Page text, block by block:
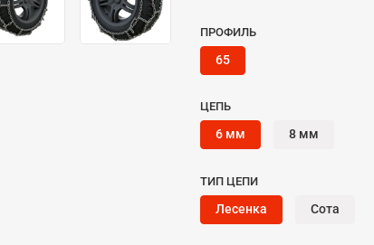
ПРОФИЛЬ
65
ЦЕПЬ
6 мм 8 мм
ТИП ЦЕПИ
Лесенка Сота